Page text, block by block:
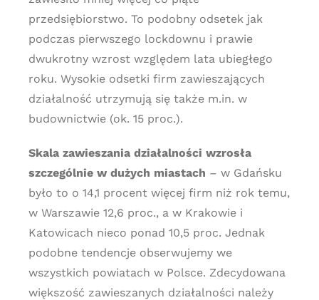
przedsiębiorstwo. To podobny odsetek jak
podczas pierwszego lockdownu i prawie
dwukrotny wzrost względem lata ubiegłego
roku. Wysokie odsetki firm zawieszających
działalność utrzymują się także m.in. w
budownictwie (ok. 15 proc.).
Skala zawieszania działalności wzrosła
szczególnie w dużych miastach – w Gdańsku
było to o 14,1 procent więcej firm niż rok temu,
w Warszawie 12,6 proc., a w Krakowie i
Katowicach nieco ponad 10,5 proc. Jednak
podobne tendencje obserwujemy we
wszystkich powiatach w Polsce. Zdecydowana
większość zawieszanych działalności należy